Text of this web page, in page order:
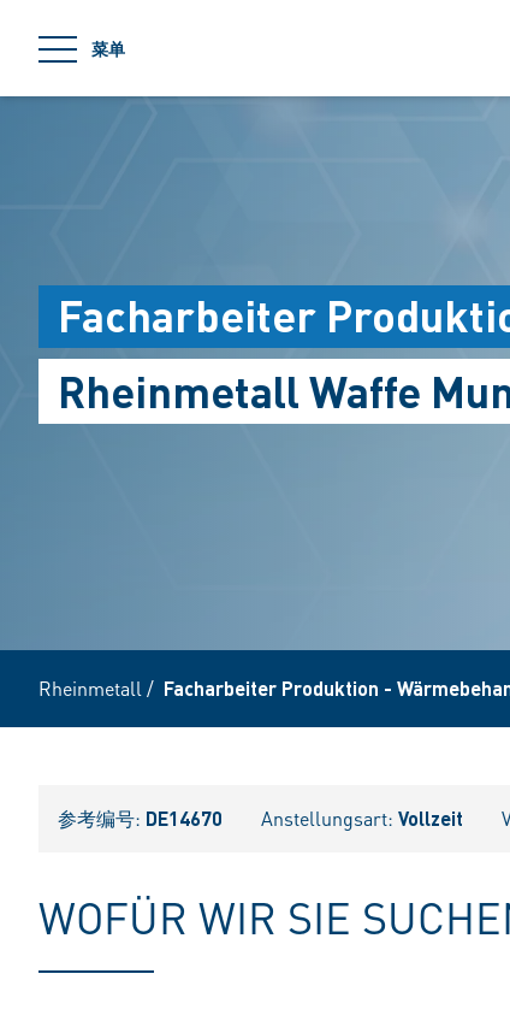
菜单
Facharbeiter
Rheinmetall Waffe
Rheinmetall / Facharbeiter Produktion -
参考编号: DE14670 Anstellungsart: Vollzeit
WOFÜR WIR SIE